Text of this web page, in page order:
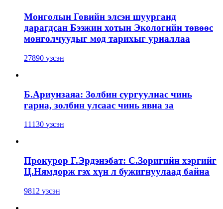
Монголын Говийн элсэн шуурганд
дарагдсан Бээжин хотын Экологийн төвөөс
монголчуудыг мод тарихыг уриаллаа
27890 үзсэн
Б.Ариунзаяа: Золбин сургуулиас чинь
гарна, золбин улсаас чинь явна за
11130 үзсэн
Прокурор Г.Эрдэнэбат: С.Зоригийн хэргийг
Ц.Нямдорж гэх хүн л бужигнуулаад байна
9812 үзсэн